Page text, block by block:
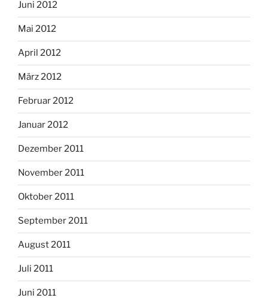
Juni 2012
Mai 2012
April 2012
März 2012
Februar 2012
Januar 2012
Dezember 2011
November 2011
Oktober 2011
September 2011
August 2011
Juli 2011
Juni 2011